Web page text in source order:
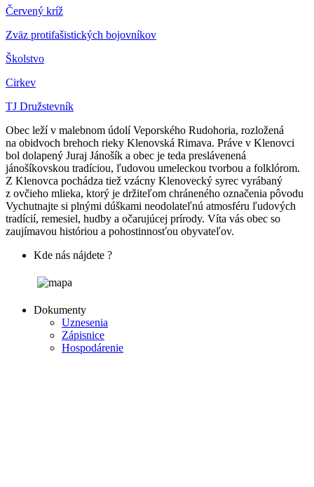
Červený kríž
Zväz protifašistických bojovníkov
Školstvo
Cirkev
TJ Družstevník
Obec leží v malebnom údolí Veporského Rudohoria, rozložená
na obidvoch brehoch rieky Klenovská Rimava. Práve v Klenovci
bol dolapený Juraj Jánošík a obec je teda preslávenená
jánošíkovskou tradíciou, ľudovou umeleckou tvorbou a folklórom.
Z Klenovca pochádza tiež vzácny Klenovecký syrec vyrábaný
z ovčieho mlieka, ktorý je držiteľom chráneného označenia pôvodu
Vychutnajte si plnými dúškami neodolateľnú atmosféru ľudových
tradícií, remesiel, hudby a očarujúcej prírody. Víta vás obec so
zaujímavou históriou a pohostinnosťou obyvateľov.
Kde nás nájdete ?
Dokumenty
Uznesenia
Zápisnice
Hospodárenie